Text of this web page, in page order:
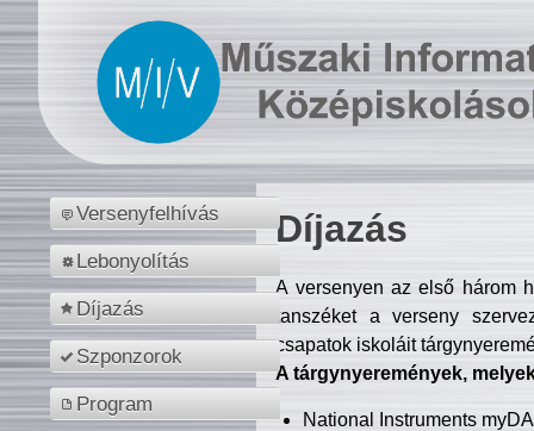
Versenyfelhívás
Lebonyolítás
Díjazás
Szponzorok
Program
Díjazás
A versenyen az első három
tanszéket a verseny
csapatok iskoláit
A tárgynyeremények,
National Instruments